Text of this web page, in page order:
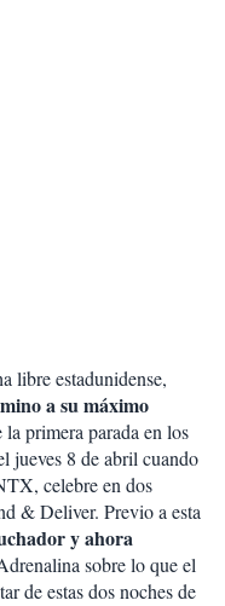
libre estadunidense,
a su máximo
primera parada en los
jueves 8 de abril cuando
celebre en dos
& Deliver. Previo a esta
y ahora
sobre lo que el
de estas dos noches de